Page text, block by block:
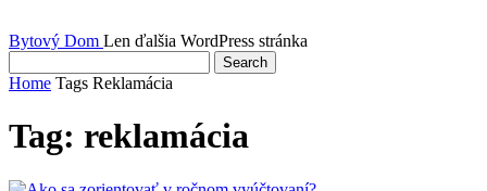
Bytový Dom Len ďalšia WordPress stránka
Home Tags Reklamácia
Tag: reklamácia